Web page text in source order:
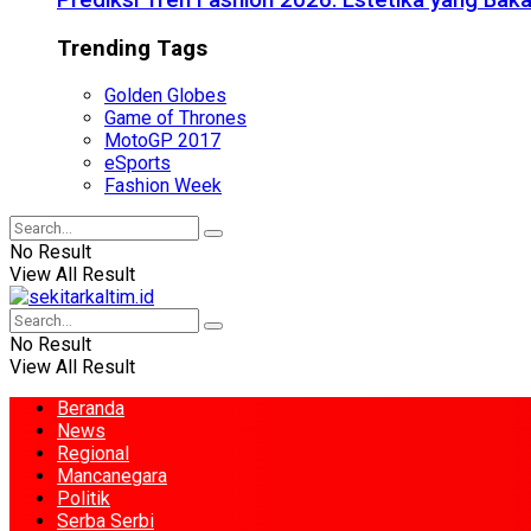
Trending Tags
Golden Globes
Game of Thrones
MotoGP 2017
eSports
Fashion Week
No Result
View All Result
No Result
View All Result
Beranda
News
Regional
Mancanegara
Politik
Serba Serbi